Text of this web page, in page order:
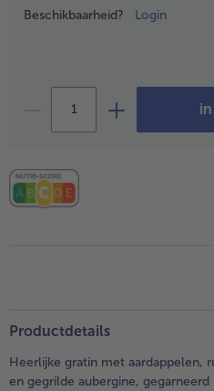
- 5 € bij aankoop
Prijsopgave
Beschikbaarheid? Login
Productdetails
Heerlijke gratin met aardappelen,
en gegrilde aubergine,